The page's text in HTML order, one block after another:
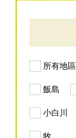
所有地區
飯島
小白川